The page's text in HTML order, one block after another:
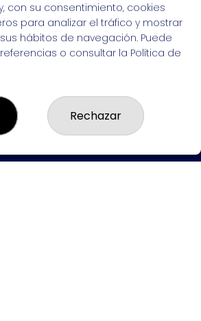
con su consentimiento, cookies
para analizar el tráfico y mostrar
hábitos de navegación. Puede
o consultar la Política de
Rechazar